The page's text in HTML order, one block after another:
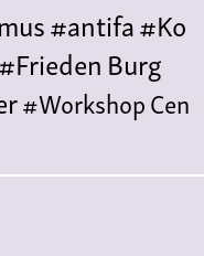
#antifa#Ko
#FriedenBurg
#WorkshopCen
#liveKonzert